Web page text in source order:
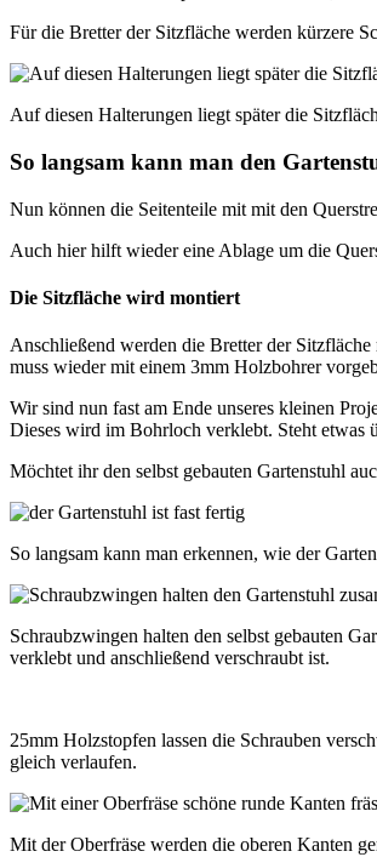
Für die Bretter der Sitzfläche werden kürzere
Auf diesen Halterungen liegt später die
So langsam kann man den
Nun können die Seitenteile mit mit den
Auch hier hilft wieder eine Ablage um die
Die Sitzfläche wird montiert
Anschließend werden die Bretter der
muss wieder mit einem 3mm Holzbohrer
Wir sind nun fast am Ende unseres kleinen
Dieses wird im Bohrloch verklebt. Steht etwas
Möchtet ihr den selbst gebauten Gartenstuhl
So langsam kann man erkennen, wie der
Schraubzwingen halten den selbst gebauten
verklebt und anschließend verschraubt ist.
25mm Holzstopfen lassen die Schrauben
gleich verlaufen.
Mit der Oberfräse werden die oberen Kanten